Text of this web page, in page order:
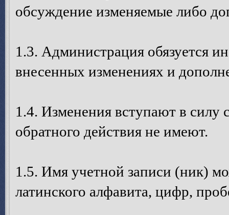
обсуждение изменяемые либо
1.3. Администрация обязуется
внесенных изменениях и
1.4. Изменения вступают в силу
обратного действия не имеют.
1.5. Имя учетной записи (ник)
латинского алфавита, цифр,